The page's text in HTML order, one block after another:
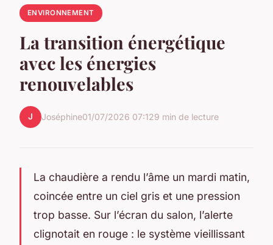
ENVIRONNEMENT
La transition énergétique
avec les énergies
renouvelables
J Joséphine01/07/2026 07:129 min de lecture
La chaudière a rendu l’âme un mardi matin,
coincée entre un ciel gris et une pression
trop basse. Sur l’écran du salon, l’alerte
clignotait en rouge : le système vieillissant